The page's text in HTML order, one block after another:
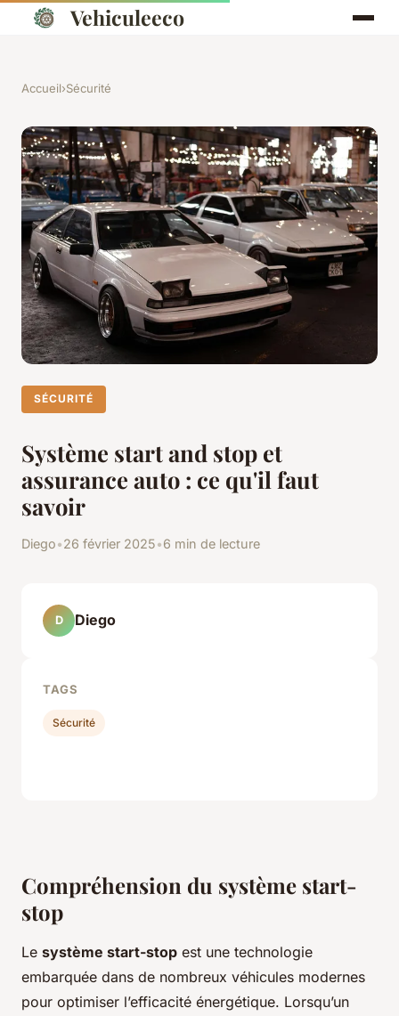
Vehiculeeco
Accueil›Sécurité
SÉCURITÉ
Système start and stop et
assurance auto : ce qu'il faut
savoir
Diego•26 février 2025•6 min de lecture
Compréhension du système start-
stop
Le système start-stop est une technologie
embarquée dans de nombreux véhicules modernes
pour optimiser l’efficacité énergétique. Lorsqu’un
D Diego
TAGS
Sécurité